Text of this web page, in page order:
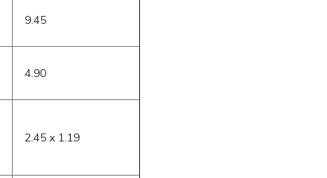
9.45
4.90
2.45 x 1.19